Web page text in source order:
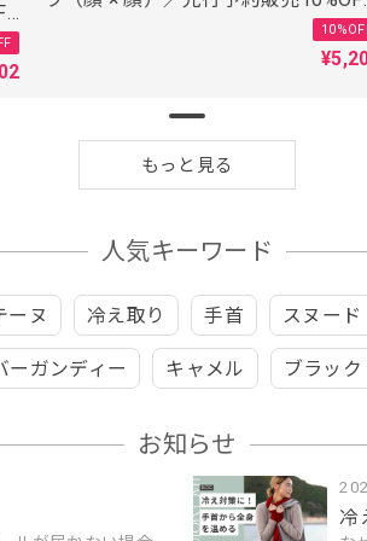
お知らせ
冷
／東かがわの手袋職人がつくった
もっと見る
人気キーワード
ーヌ 冷え取り 手首 スヌード
ーガンディー キャメル ブラック